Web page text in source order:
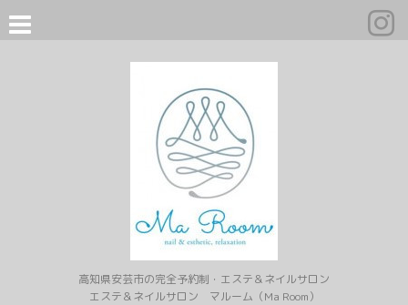
高知県安芸市の完全予約制・エステ＆ネイルサロン
エステ＆ネイルサロン マルーム（Ma Room）